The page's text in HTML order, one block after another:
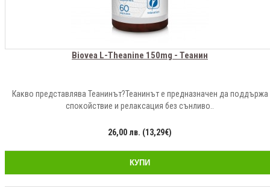
Biovea L-Theanine 150mg - Теанин
Какво представлява Теанинът?Теанинът е предназначен да поддържа
спокойствие и релаксация без сънливо..
26,00 лв. (13,29€)
КУПИ